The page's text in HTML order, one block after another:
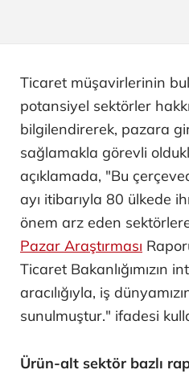
Ticaret müşavirlerinin
potansiyel sektörler
bilgilendirerek, pazara
sağlamakla görevli
açıklamada, "Bu
ayı itibarıyla 80 ülkede
önem arz eden
Pazar Araştırması
Ticaret Bakanlığımızın
aracılığıyla, iş
sunulmuştur." ifadesi
Ürün-alt sektör bazlı